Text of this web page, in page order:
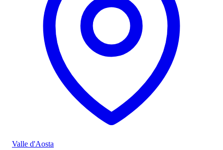
Valle d'Aosta